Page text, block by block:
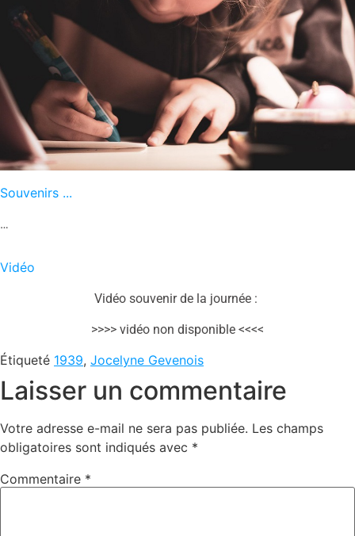
Souvenirs ...
…
Vidéo
Vidéo souvenir de la journée :
>>>> vidéo non disponible <<<<
Étiqueté 1939, Jocelyne Gevenois
Laisser un commentaire
Votre adresse e-mail ne sera pas publiée. Les champs
obligatoires sont indiqués avec *
Commentaire *